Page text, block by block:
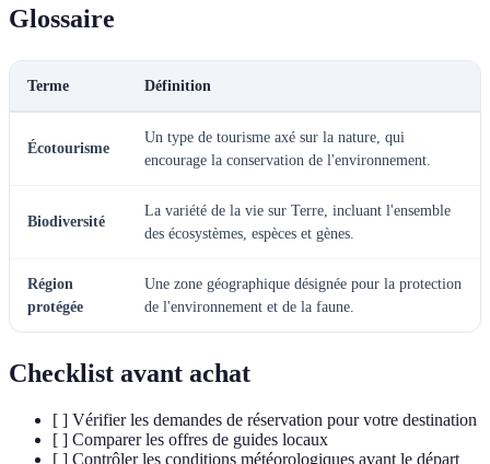
Glossaire
Terme Définition
Écotourisme
Un type de tourisme axé sur la nature, qui
encourage la conservation de l'environnement.
Biodiversité
La variété de la vie sur Terre, incluant l'ensemble
des écosystèmes, espèces et gènes.
Région
protégée
Une zone géographique désignée pour la protection
de l'environnement et de la faune.
Checklist avant achat
[ ] Vérifier les demandes de réservation pour votre destination
[ ] Comparer les offres de guides locaux
[ ] Contrôler les conditions météorologiques avant le départ